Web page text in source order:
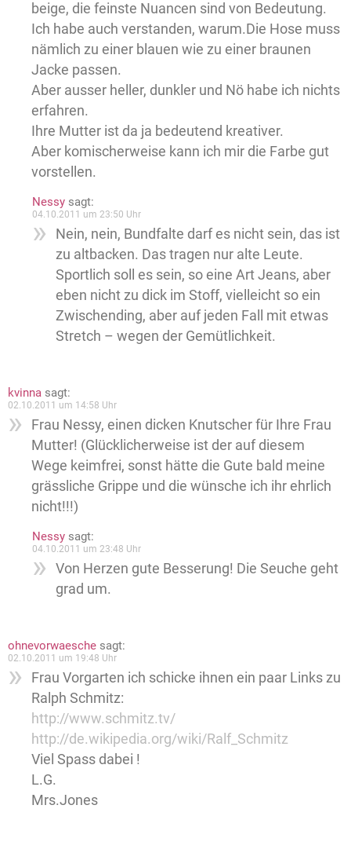
beige, die feinste Nuancen sind von Bedeutung.
Ich habe auch verstanden, warum.Die Hose muss
nämlich zu einer blauen wie zu einer braunen
Jacke passen.
Aber ausser heller, dunkler und Nö habe ich nichts
erfahren.
Ihre Mutter ist da ja bedeutend kreativer.
Aber komischerweise kann ich mir die Farbe gut
vorstellen.
Nessy sagt:
04.10.2011 um 23:50 Uhr
Nein, nein, Bundfalte darf es nicht sein, das ist
zu altbacken. Das tragen nur alte Leute.
Sportlich soll es sein, so eine Art Jeans, aber
eben nicht zu dick im Stoff, vielleicht so ein
Zwischending, aber auf jeden Fall mit etwas
Stretch – wegen der Gemütlichkeit.
kvinna sagt:
02.10.2011 um 14:58 Uhr
Frau Nessy, einen dicken Knutscher für Ihre Frau
Mutter! (Glücklicherweise ist der auf diesem
Wege keimfrei, sonst hätte die Gute bald meine
grässliche Grippe und die wünsche ich ihr ehrlich
nicht!!!)
Nessy sagt:
04.10.2011 um 23:48 Uhr
Von Herzen gute Besserung! Die Seuche geht
grad um.
ohnevorwaesche sagt:
02.10.2011 um 19:48 Uhr
Frau Vorgarten ich schicke ihnen ein paar Links zu
Ralph Schmitz:
http://www.schmitz.tv/
http://de.wikipedia.org/wiki/Ralf_Schmitz
Viel Spass dabei !
L.G.
Mrs.Jones